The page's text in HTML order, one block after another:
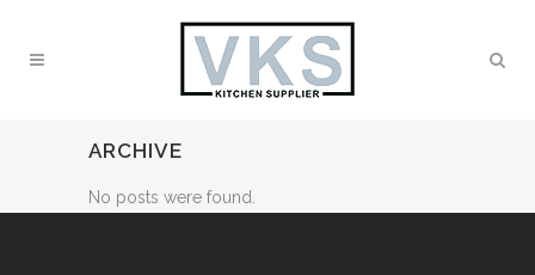
ARCHIVE
No posts were found.